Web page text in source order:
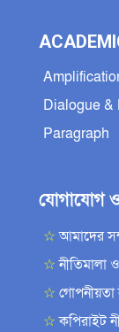
Dialogue &
Paragraph
যোগাযোগ ও
☆আমাদের
☆নীতিমালা
☆ গোপনীয়তা
☆কপিরাইট